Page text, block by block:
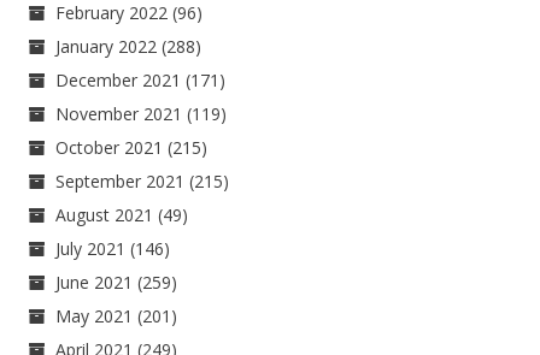
February 2022 (96)
January 2022 (288)
December 2021 (171)
November 2021 (119)
October 2021 (215)
September 2021 (215)
August 2021 (49)
July 2021 (146)
June 2021 (259)
May 2021 (201)
April 2021 (249)